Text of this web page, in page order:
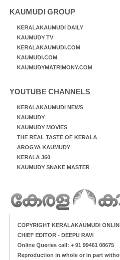
KAUMUDI GROUP
KERALAKAUMUDI DAILY
KAUMUDY TV
KERALAKAUMUDI.COM
KAUMUDI.COM
KAUMUDYMATRIMONY.COM
YOUTUBE CHANNELS
KERALAKAUMUDI NEWS
KAUMUDY
KAUMUDY MOVIES
THE REAL TASTE OF KERALA
AROGYA KAUMUDY
KERALA 360
KAUMUDY SNAKE MASTER
COPYRIGHT KERALAKAUMUDI
CHIEF EDITOR - DEEPU RAVI
Online Queries call: + 91 99461 08675
Reproduction in whole or in part